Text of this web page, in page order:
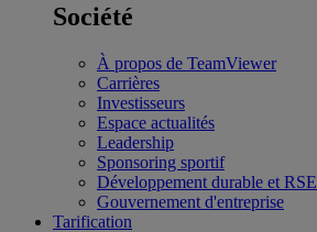
Société
À propos de TeamViewer
Carrières
Investisseurs
Espace actualités
Leadership
Sponsoring sportif
Développement durable et RSE
Gouvernement d'entreprise
Tarification